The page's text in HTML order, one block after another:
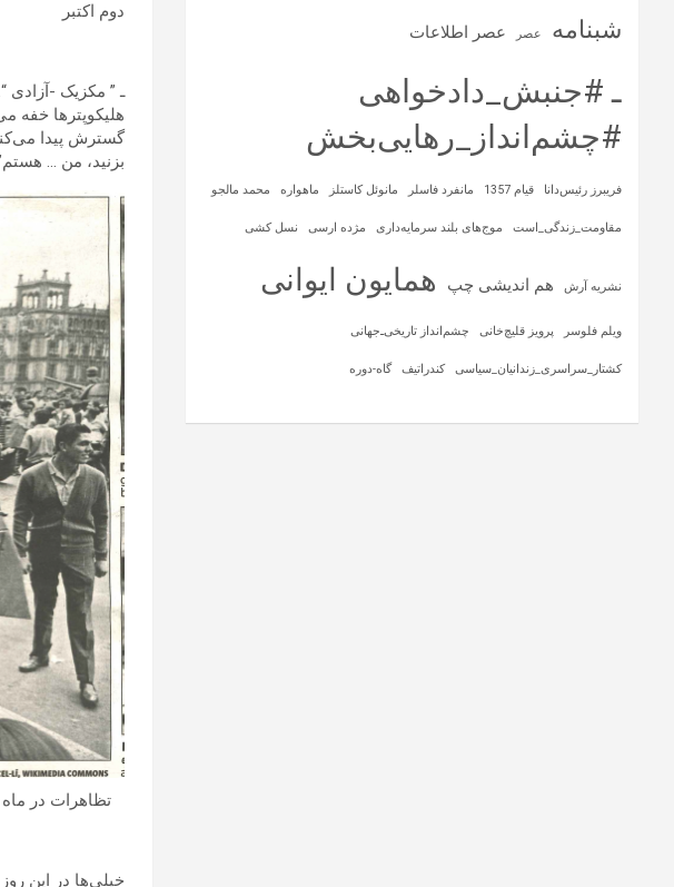
دوم اکتبر
ـ ” مکزیک -
هلیکوپترها خفه
گسترش پیدا
بزنید، من …
خیلی‌ها در این
شبنامه عصر عصر اطلاعات
ـ #جنبش_دادخواهی
#چشم‌انداز_رهایی‌بخش
فریبرز رئیس‌دانا قیام 1357 مانفرد فاسلر مانوئل کاستلز ماهواره‌ محمد مالجو
مقاومت_زندگی_است موج‌های بلند سرمایه‌داری مژده ارسی نسل کشی
نشریه آرش هم اندیشی چپ همایون ایوانی
ویلم فلوسر پرویز قلیچ‌خانی چشم‌انداز تاریخی‌ـ‌جهانی
کشتار_سراسری_زندانیان_سیاسی کندراتیف گاه-دوره